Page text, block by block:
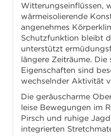
Witterungseinflüssen,
wärmeisolierende
angenehmes
Schutzfunktion bleibt
unterstützt
längere Zeiträume.
Eigenschaften sind
wechselnder Aktivität
Die geräuscharme
leise Bewegungen im
Pirsch und ruhige
integrierten